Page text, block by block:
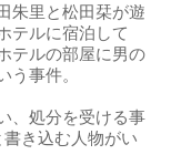
朱里と松田栞が遊
テルに宿泊して
テルの部屋に男の
事件。
、処分を受ける事
き込む人物がい